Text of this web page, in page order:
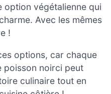
option végétalienne qui
Avec les mêmes
!
options, car chaque
poisson noirci peut
culinaire tout en